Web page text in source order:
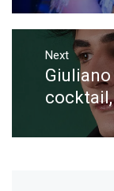
Next
Next
post: